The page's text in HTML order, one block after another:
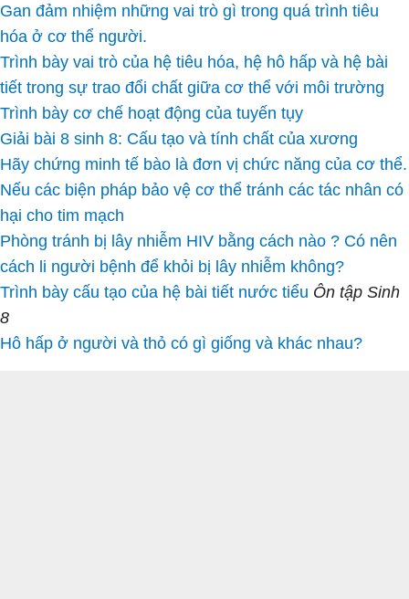
Gan đảm nhiệm những vai trò gì trong quá trình tiêu
hóa ở cơ thể người.
Trình bày vai trò của hệ tiêu hóa, hệ hô hấp và hệ bài
tiết trong sự trao đổi chất giữa cơ thể với môi trường
Trình bày cơ chế hoạt động của tuyến tụy
Giải bài 8 sinh 8: Cấu tạo và tính chất của xương
Hãy chứng minh tế bào là đơn vị chức năng của cơ thể.
Nếu các biện pháp bảo vệ cơ thể tránh các tác nhân có
hại cho tim mạch
Phòng tránh bị lây nhiễm HIV bằng cách nào ? Có nên
cách li người bệnh để khỏi bị lây nhiễm không?
Trình bày cấu tạo của hệ bài tiết nước tiểu Ôn tập Sinh
8
Hô hấp ở người và thỏ có gì giống và khác nhau?